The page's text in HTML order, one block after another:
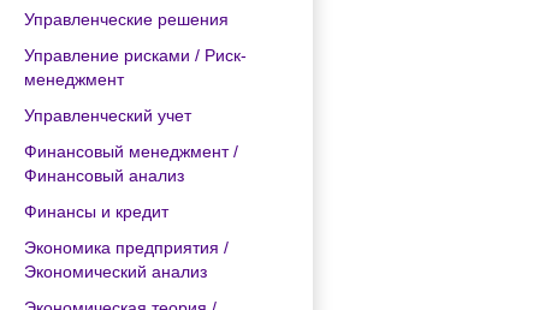
Управленческие решения
Управление рисками / Риск-
менеджмент
Управленческий учет
Финансовый менеджмент /
Финансовый анализ
Финансы и кредит
Экономика предприятия /
Экономический анализ